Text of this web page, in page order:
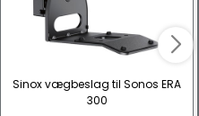
Sinox vægbeslag til Sonos ERA
300